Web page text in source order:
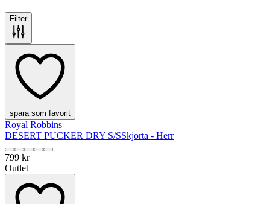
Filter
spara som favorit
Royal Robbins
DESERT PUCKER DRY S/SSkjorta - Herr
799 kr
Outlet